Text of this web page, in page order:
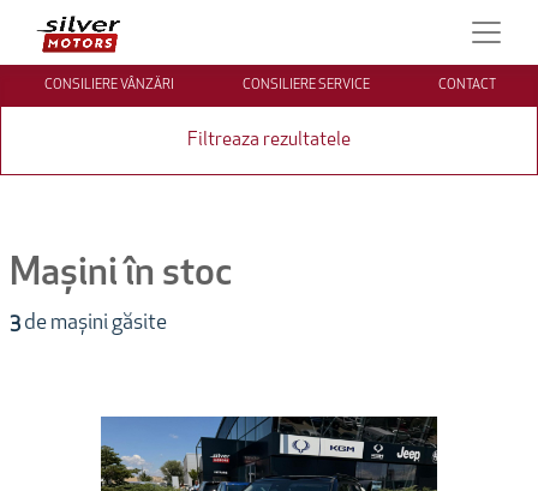
CONSILIERE VÂNZĂRI CONSILIERE SERVICE CONTACT
Filtreaza rezultatele
Mașini în stoc
3 de mașini găsite